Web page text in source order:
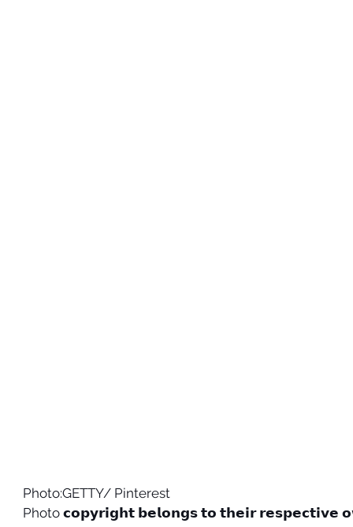
Photo:GETTY/ Pinterest
Photo 𝗰𝗼𝗽𝘆𝗿𝗶𝗴𝗵𝘁 𝗯𝗲𝗹𝗼𝗻𝗴𝘀 𝘁𝗼 𝘁𝗵𝗲𝗶𝗿 𝗿𝗲𝘀𝗽𝗲𝗰𝘁𝗶𝘃𝗲